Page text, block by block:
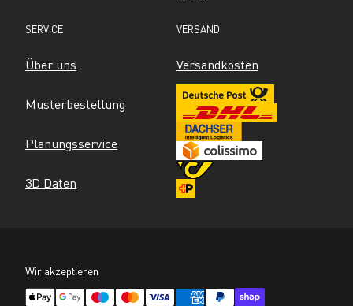
SERVICE
Über uns
Musterbestellung
Planungsservice
3D Daten
VERSAND
Versandkosten
Wir akzeptieren